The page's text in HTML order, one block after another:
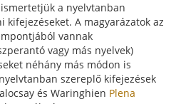
a nyelvtanban
kifejezéseket. A magyarázatok az
vannak
vagy más nyelvek)
néhány más módon is
szereplő kifejezések
és Waringhien Plena